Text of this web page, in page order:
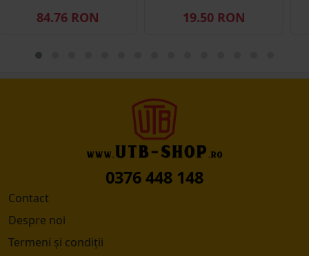
84.76 RON 19.50 RON
0376 448 148
Contact
Despre noi
Termeni și condiții